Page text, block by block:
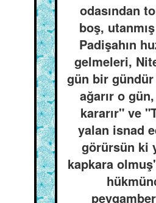
odasından
boş,
Padişahın
gelmeleri,
gün bir
ağarır o
kararır" ve
yalan isnad
görürsün ki
kapkara